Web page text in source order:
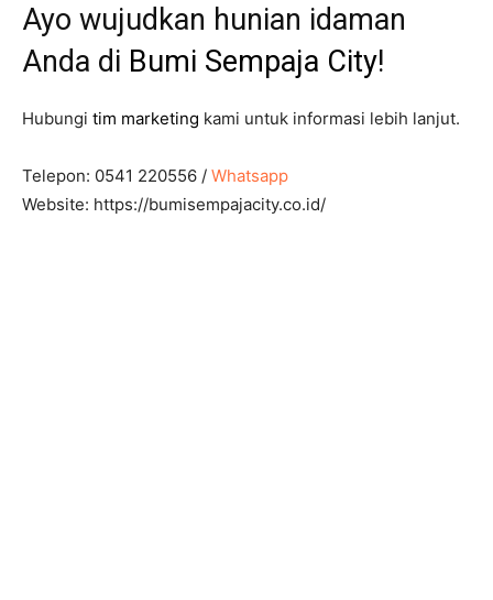
Ayo wujudkan hunian idaman
Anda di Bumi Sempaja City!
Hubungi tim marketing kami untuk informasi lebih lanjut.
Telepon: 0541 220556 / Whatsapp
Website: https://bumisempajacity.co.id/